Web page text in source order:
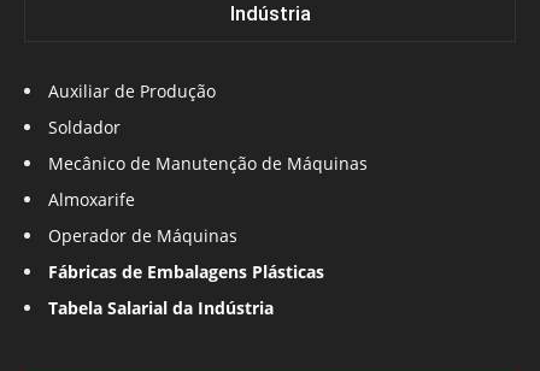
Indústria
Auxiliar de Produção
Soldador
Mecânico de Manutenção de Máquinas
Almoxarife
Operador de Máquinas
Fábricas de Embalagens Plásticas
Tabela Salarial da Indústria